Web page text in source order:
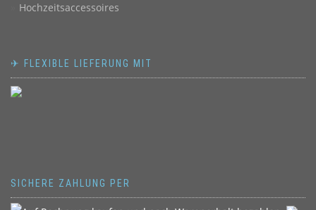
Hochzeitsaccessoires
✈ FLEXIBLE LIEFERUNG MIT
SICHERE ZAHLUNG PER